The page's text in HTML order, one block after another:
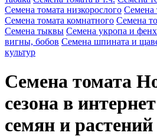
Семена томата низкорослого Семена
Семена томата комнатного Семена
Семена тыквы Семена укропа и
вигны, бобов Семена шпината и
культур
Семена томата
сезона в
семян и растений